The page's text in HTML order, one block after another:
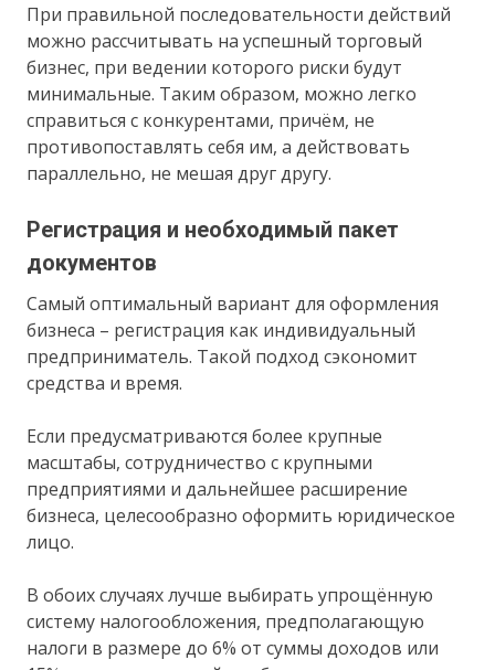
При правильной последовательности действий
можно рассчитывать на успешный торговый
бизнес, при ведении которого риски будут
минимальные. Таким образом, можно легко
справиться с конкурентами, причём, не
противопоставлять себя им, а действовать
параллельно, не мешая друг другу.
Регистрация и необходимый пакет
документов
Самый оптимальный вариант для оформления
бизнеса – регистрация как индивидуальный
предприниматель. Такой подход сэкономит
средства и время.
Если предусматриваются более крупные
масштабы, сотрудничество с крупными
предприятиями и дальнейшее расширение
бизнеса, целесообразно оформить юридическое
лицо.
В обоих случаях лучше выбирать упрощённую
систему налогообложения, предполагающую
налоги в размере до 6% от суммы доходов или